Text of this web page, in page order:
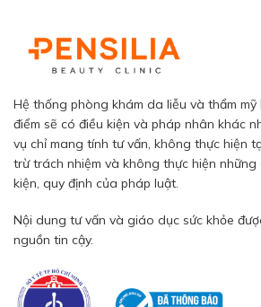
Hệ thống phòng khám da liễu và thẩm mỹ
điểm sẽ có điều kiện và pháp nhân khác
vụ chỉ mang tính tư vấn, không thực hiện
trừ trách nhiệm và không thực hiện những
kiện, quy định của pháp luật.
Nội dung tư vấn và giáo dục sức khỏe
nguồn tin cậy.